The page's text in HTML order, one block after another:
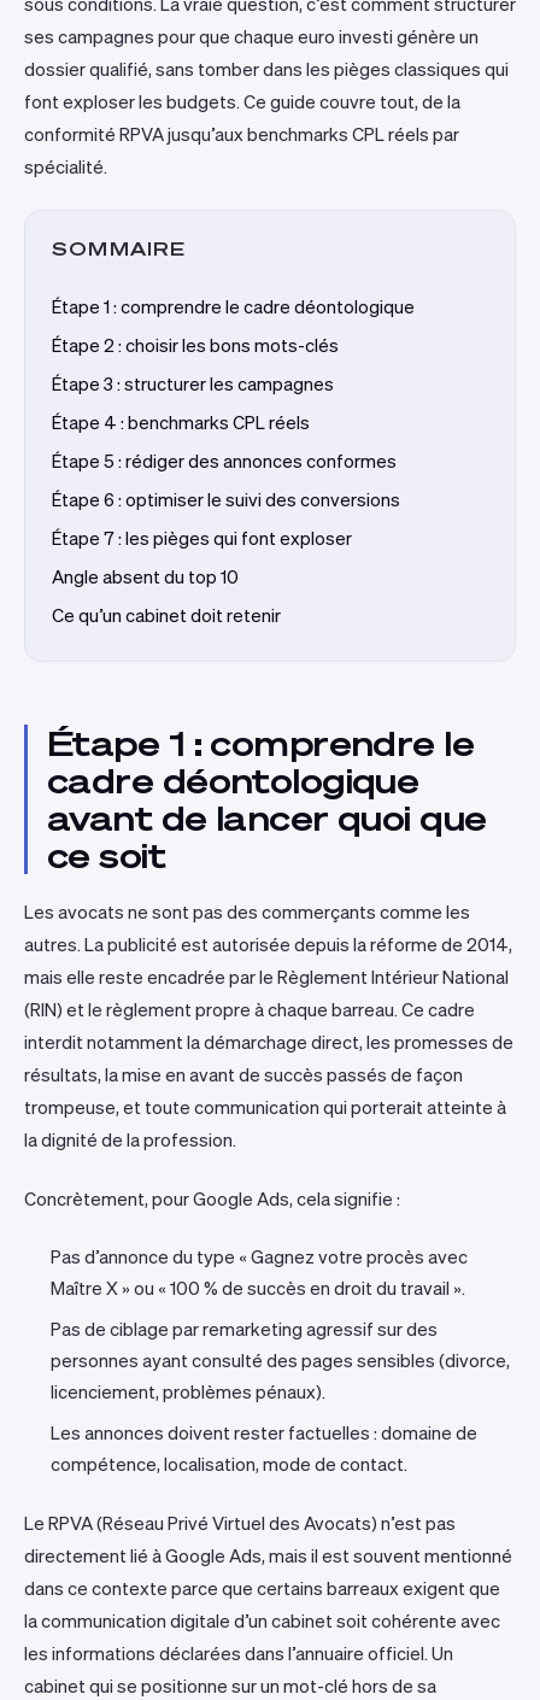
sous conditions. La vraie question, c’est comment structurer
ses campagnes pour que chaque euro investi génère un
dossier qualifié, sans tomber dans les pièges classiques qui
font exploser les budgets. Ce guide couvre tout, de la
conformité RPVA jusqu’aux benchmarks CPL réels par
spécialité.
SOMMAIRE
Étape 1 : comprendre le cadre déontologique
Étape 2 : choisir les bons mots-clés
Étape 3 : structurer les campagnes
Étape 4 : benchmarks CPL réels
Étape 5 : rédiger des annonces conformes
Étape 6 : optimiser le suivi des conversions
Étape 7 : les pièges qui font exploser
Angle absent du top 10
Ce qu’un cabinet doit retenir
Étape 1 : comprendre le
cadre déontologique
avant de lancer quoi que
ce soit
Les avocats ne sont pas des commerçants comme les
autres. La publicité est autorisée depuis la réforme de 2014,
mais elle reste encadrée par le Règlement Intérieur National
(RIN) et le règlement propre à chaque barreau. Ce cadre
interdit notamment la démarchage direct, les promesses de
résultats, la mise en avant de succès passés de façon
trompeuse, et toute communication qui porterait atteinte à
la dignité de la profession.
Concrètement, pour Google Ads, cela signifie :
Pas d’annonce du type « Gagnez votre procès avec
Maître X » ou « 100 % de succès en droit du travail ».
Pas de ciblage par remarketing agressif sur des
personnes ayant consulté des pages sensibles (divorce,
licenciement, problèmes pénaux).
Les annonces doivent rester factuelles : domaine de
compétence, localisation, mode de contact.
Le RPVA (Réseau Privé Virtuel des Avocats) n’est pas
directement lié à Google Ads, mais il est souvent mentionné
dans ce contexte parce que certains barreaux exigent que
la communication digitale d’un cabinet soit cohérente avec
les informations déclarées dans l’annuaire officiel. Un
cabinet qui se positionne sur un mot-clé hors de sa